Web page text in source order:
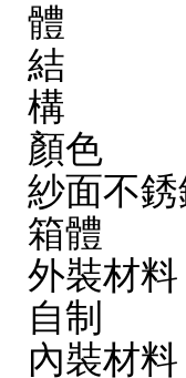
體
結
構
顏色
紗面不
箱體
外裝材
自制
內裝材